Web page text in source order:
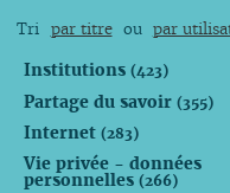
Tri par titre ou par
Institutions (423)
Partage du savoir (355)
Internet (283)
Vie privée - données
personnelles (266)